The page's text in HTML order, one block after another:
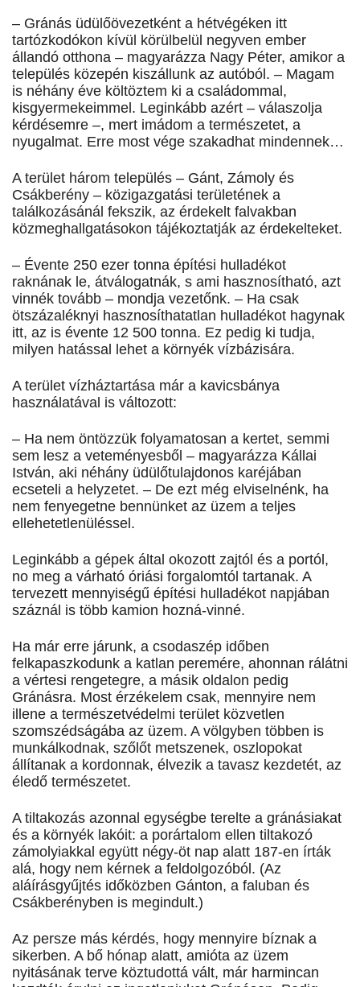
– Gránás üdülőövezetként a hétvégéken itt
tartózkodókon kívül körülbelül negyven ember
állandó otthona – magyarázza Nagy Péter, amikor a
település közepén kiszállunk az autóból. – Magam
is néhány éve költöztem ki a családommal,
kisgyermekeimmel. Leginkább azért – válaszolja
kérdésemre –, mert imádom a természetet, a
nyugalmat. Erre most vége szakadhat mindennek…
A terület három település – Gánt, Zámoly és
Csákberény – közigazgatási területének a
találkozásánál fekszik, az érdekelt falvakban
közmeghallgatásokon tájékoztatják az érdekelteket.
– Évente 250 ezer tonna építési hulladékot
raknának le, átválogatnák, s ami hasznosítható, azt
vinnék tovább – mondja vezetőnk. – Ha csak
ötszázaléknyi hasznosíthatatlan hulladékot hagynak
itt, az is évente 12 500 tonna. Ez pedig ki tudja,
milyen hatással lehet a környék vízbázisára.
A terület vízháztartása már a kavicsbánya
használatával is változott:
– Ha nem öntözzük folyamatosan a kertet, semmi
sem lesz a veteményesből – magyarázza Kállai
István, aki néhány üdülőtulajdonos karéjában
ecseteli a helyzetet. – De ezt még elviselnénk, ha
nem fenyegetne bennünket az üzem a teljes
ellehetetlenüléssel.
Leginkább a gépek által okozott zajtól és a portól,
no meg a várható óriási forgalomtól tartanak. A
tervezett mennyiségű építési hulladékot napjában
száznál is több kamion hozná-vinné.
Ha már erre járunk, a csodaszép időben
felkapaszkodunk a katlan peremére, ahonnan rálátni
a vértesi rengetegre, a másik oldalon pedig
Gránásra. Most érzékelem csak, mennyire nem
illene a természetvédelmi terület közvetlen
szomszédságába az üzem. A völgyben többen is
munkálkodnak, szőlőt metszenek, oszlopokat
állítanak a kordonnak, élvezik a tavasz kezdetét, az
éledő természetet.
A tiltakozás azonnal egységbe terelte a gránásiakat
és a környék lakóit: a porártalom ellen tiltakozó
zámolyiakkal együtt négy-öt nap alatt 187-en írták
alá, hogy nem kérnek a feldolgozóból. (Az
aláírásgyűjtés időközben Gánton, a faluban és
Csákberényben is megindult.)
Az persze más kérdés, hogy mennyire bíznak a
sikerben. A bő hónap alatt, amióta az üzem
nyitásának terve köztudottá vált, már harmincan